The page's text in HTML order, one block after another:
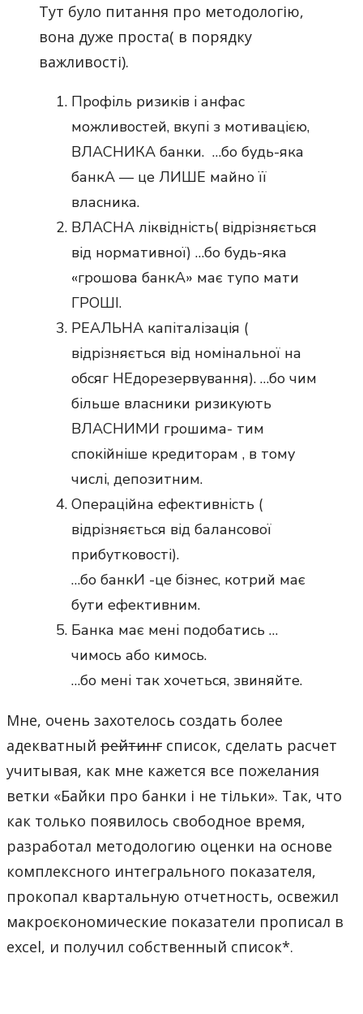
Тут було питання про методологію,
вона дуже проста( в порядку
важливості).
Профіль ризиків і анфас
можливостей, вкупі з мотивацією,
ВЛАСНИКА банки. …бо будь-яка
банкА — це ЛИШЕ майно її
власника.
ВЛАСНА ліквідність( відрізняється
від нормативної) …бо будь-яка
«грошова банкА» має тупо мати
ГРОШІ.
РЕАЛЬНА капіталізація (
відрізняється від номінальної на
обсяг НЕдорезервування). …бо чим
більше власники ризикують
ВЛАСНИМИ грошима- тим
спокійніше кредиторам , в тому
числі, депозитним.
Операційна ефективність (
відрізняється від балансової
прибутковості).
…бо банкИ -це бізнес, котрий має
бути ефективним.
Банка має мені подобатись …
чимось або кимось.
…бо мені так хочеться, звиняйте.
Мне, очень захотелось создать более
адекватный рейтинг список, сделать расчет
учитывая, как мне кажется все пожелания
ветки «Байки про банки і не тільки». Так, что
как только появилось свободное время,
разработал методологию оценки на основе
комплексного интегрального показателя,
прокопал квартальную отчетность, освежил
макроєкономические показатели прописал в
excel, и получил собственный список*.